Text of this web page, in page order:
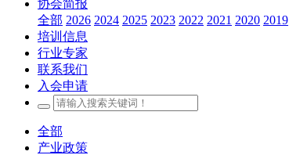
协会简报
全部 2026 2024 2025 2023 2022 2021 2020 2019
培训信息
行业专家
联系我们
入会申请
全部
产业政策